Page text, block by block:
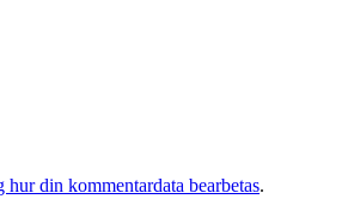
hur din kommentardata bearbetas.